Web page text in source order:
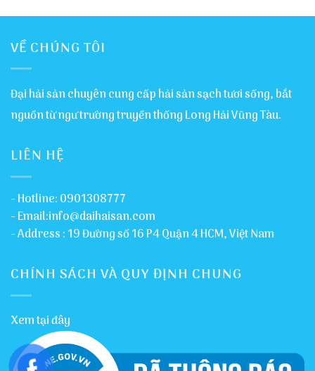
VỀ CHÚNG TÔI
Đại hải sản chuyên cung cấp hải sản sạch tươi sống, bắt
nguồn từ ngư trường truyền thống Long Hải Vũng Tàu.
LIÊN HỆ
- Hotline: 0901308777
- Email:info@daihaisan.com
- Address : 19 Đường số 16 P4 Quận 4 HCM, Việt Nam
CHÍNH SÁCH VÀ QUY ĐỊNH CHUNG
Xem tại đây